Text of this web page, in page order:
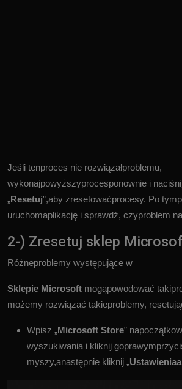
Jeśli tenproces nie rozwiązałproblemu,
wykonajpowyższyprocesponownie i
„Resetuj”,aby zresetowaćprocesy. Po
uruchomaplikację i sprawdź, czyproblem
2-) Zresetuj sklep
Różneproblemy występujące w
Sklepie Microsoft mogąpowodować
możemy rozwiązać takieproblemy,
Wpisz „Microsoft Store”
wyszukiwania i kliknij
myszy,anastępnie kliknij „